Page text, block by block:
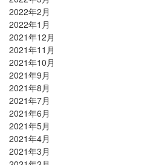
2022年2月
2022年1月
2021年12月
2021年11月
2021年10月
2021年9月
2021年8月
2021年7月
2021年6月
2021年5月
2021年4月
2021年3月